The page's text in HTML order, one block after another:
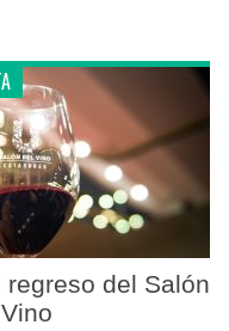
regreso del Salón